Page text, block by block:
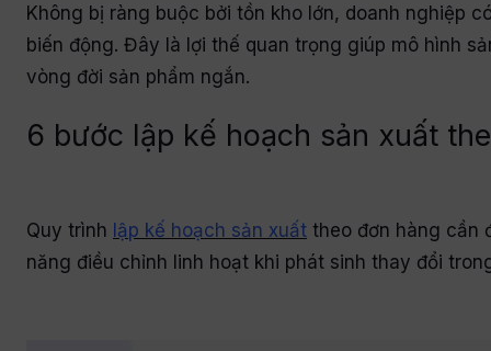
Không bị ràng buộc bởi tồn kho lớn, doanh nghiệp
biến động. Đây là lợi thế quan trọng giúp mô hình
vòng đời sản phẩm ngắn.
6 bước lập kế hoạch sản xuất
Quy trình lập kế hoạch sản xuất theo đơn hàng cần
năng điều chỉnh linh hoạt khi phát sinh thay đổi